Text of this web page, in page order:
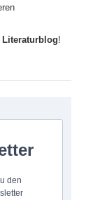
Literaturblog!
den